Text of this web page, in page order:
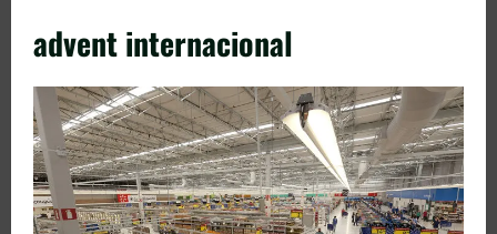
advent internacional